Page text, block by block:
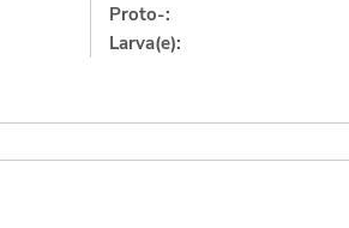
Proto-:
Larva(e):